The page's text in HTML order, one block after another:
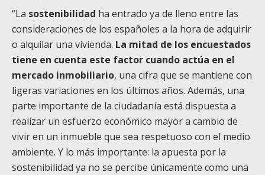
“La sostenibilidad ha entrado ya de lleno entre las
consideraciones de los españoles a la hora de adquirir
o alquilar una vivienda. La mitad de los encuestados
tiene en cuenta este factor cuando actúa en el
mercado inmobiliario, una cifra que se mantiene con
ligeras variaciones en los últimos años. Además, una
parte importante de la ciudadanía está dispuesta a
realizar un esfuerzo económico mayor a cambio de
vivir en un inmueble que sea respetuoso con el medio
ambiente. Y lo más importante: la apuesta por la
sostenibilidad ya no se percibe únicamente como una